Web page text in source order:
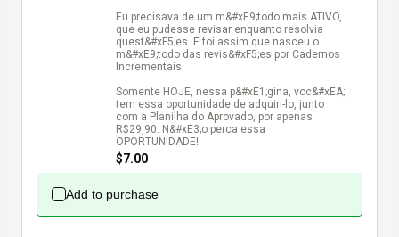
Eu precisava de um m&#xE9;todo mais ATIVO,
que eu pudesse revisar enquanto resolvia
quest&#xF5;es. E foi assim que nasceu o
m&#xE9;todo das revis&#xF5;es por Cadernos
Incrementais.
Somente HOJE, nessa p&#xE1;gina, voc&#xEA;
tem essa oportunidade de adquiri-lo, junto
com a Planilha do Aprovado, por apenas
R$29,90. N&#xE3;o perca essa
OPORTUNIDADE!
$7.00
Add to purchase